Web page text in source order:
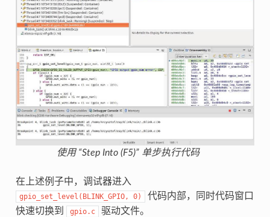
使用 “Step Into (F5)” 单步执行代码
在上述例子中，调试器进入
gpio_set_level(BLINK_GPIO, 0)
代码内部，同时代码窗口
快速切换到
gpio.c 驱动文件。